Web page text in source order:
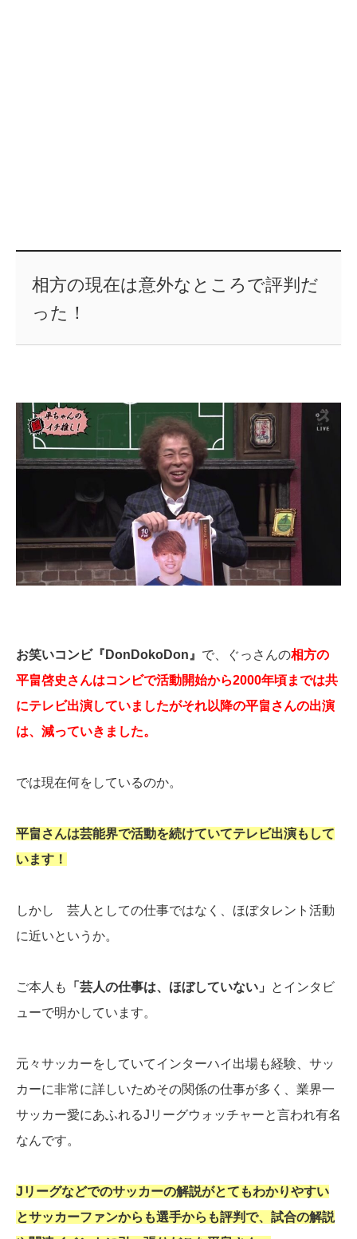
相方の現在は意外なところで評判だ
った！
お笑いコンビ『DonDokoDon』 で、ぐっさんの相方の
平畠啓史さんはコンビで活動開始から2000年頃までは共
にテレビ出演していましたがそれ以降の平畠さんの出演
は、減っていきました。
では現在何をしているのか。
平畠さんは芸能界で活動を続けていてテレビ出演もして
います！
しかし 芸人としての仕事ではなく、ほぼタレント活動
に近いというか。
ご本人も 「芸人の仕事は、ほぼしていない」
とインタビ
ューで明かしています。
元々サッカーをしていてインターハイ出場も経験、サッ
カーに非常に詳しいためその関係の仕事が多く、業界一
サッカー愛にあふれるJリーグウォッチャーと言われ有名
なんです。
Jリーグなどでのサッカーの解説がとてもわかりやすい
とサッカーファンからも選手からも評判で、試合の解説